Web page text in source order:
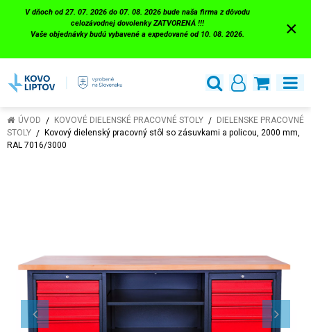
V dňoch od 27. 07. 2026 do 07. 08. 2026 bude naša firma z dôvodu
celozávodnej dovolenky ZATVORENÁ !!!
Vaše objednávky budú vybavené a expedované od 10. 08. 2026.
×
ÚVOD KOVOVÉ DIELENSKÉ PRACOVNÉ STOLY
DIELENSKE PRACOVNÉ
STOLY
Kovový dielenský pracovný stôl so zásuvkami a policou, 2000 mm,
RAL 7016/3000